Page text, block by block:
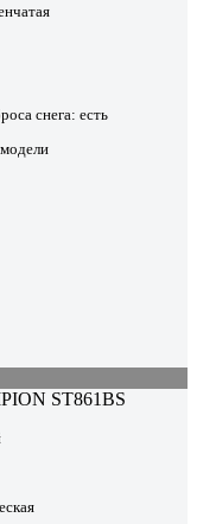
снега: есть
ST861BS